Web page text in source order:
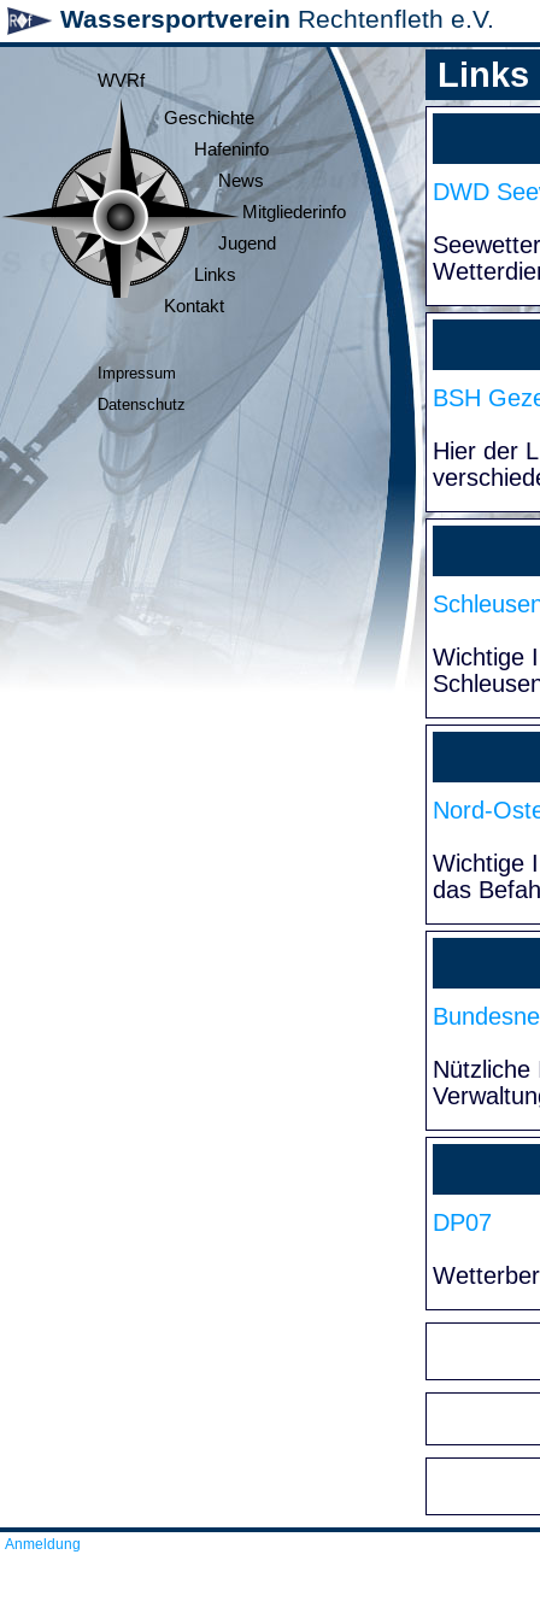
Wassersportverein Rechtenfleth e.V.
WVRf
Geschichte
Hafeninfo
News
Mitgliederinfo
Jugend
Links
Kontakt
Impressum
Datenschutz
Links
DWD
BSH
Hier der
Wichtige
Nord-
Wichtige
das
Nützliche
DP07
Anmeldung